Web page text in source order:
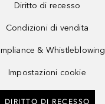
Diritto di recesso
Condizioni di vendita
& Whistleblowing
Impostazioni cookie
DIRITTO DI RECESSO